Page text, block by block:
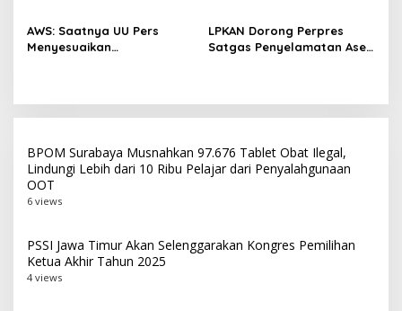
Selesai Akhir Juli 2026
Masyarakat
AWS: Saatnya UU Pers
Menyesuaikan
LPKAN Dorong Perpres
Satgas Penyelamatan Aset
BPOM Surabaya Musnahkan 97.676 Tablet Obat Ilegal,
Lindungi Lebih dari 10 Ribu Pelajar dari Penyalahgunaan
OOT
6 views
PSSI Jawa Timur Akan Selenggarakan Kongres Pemilihan
Ketua Akhir Tahun 2025
4 views